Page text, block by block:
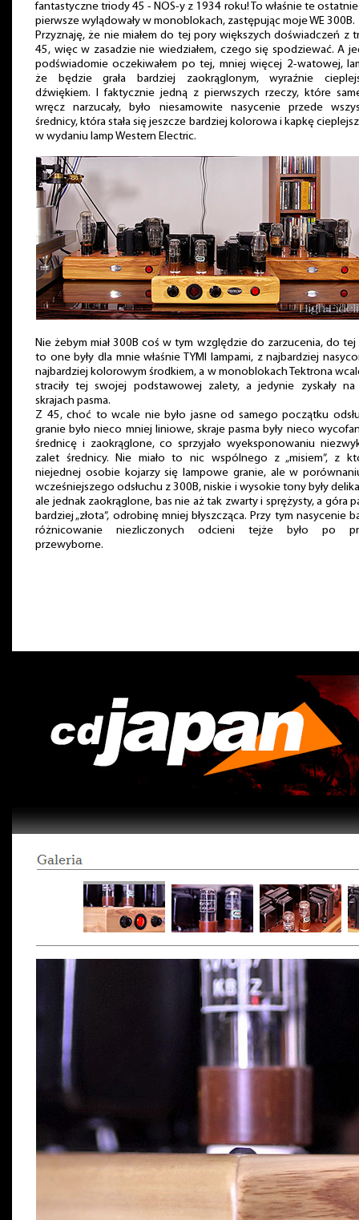
fantastyczne triody 45 - NOS-y z 1934 roku! To właśnie te
pierwsze wylądowały w monoblokach, zastępując moje WE 300B.
Przyznaję, że nie miałem do tej pory większych doświadczeń z
45, więc w zasadzie nie wiedziałem, czego się spodziewać. A
podświadomie oczekiwałem po tej, mniej więcej 2-watowej,
że będzie grała bardziej zaokrąglonym, wyraźnie
dźwiękiem. I faktycznie jedną z pierwszych rzeczy, które
wręcz narzucały, było niesamowite nasycenie przede
średnicy, która stała się jeszcze bardziej kolorowa i kapkę
w wydaniu lamp Western Electric.
Nie żebym miał 300B coś w tym względzie do zarzucenia, do tej
to one były dla mnie właśnie TYMI lampami, z najbardziej
najbardziej kolorowym środkiem, a w monoblokach Tektrona
straciły tej swojej podstawowej zalety, a jedynie zyskały
skrajach pasma.
Z 45, choć to wcale nie było jasne od samego początku
granie było nieco mniej liniowe, skraje pasma były nieco
średnicę i zaokrąglone, co sprzyjało wyeksponowaniu
zalet średnicy. Nie miało to nic wspólnego z „misiem”, z
niejednej osobie kojarzy się lampowe granie, ale w
wcześniejszego odsłuchu z 300B, niskie i wysokie tony były
ale jednak zaokrąglone, bas nie aż tak zwarty i sprężysty, a góra
bardziej „złota”, odrobinę mniej błyszcząca. Przy tym nasycenie
różnicowanie niezliczonych odcieni tejże było po
przewyborne.